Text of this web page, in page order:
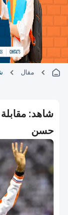
مقال
شاهد:
حسن